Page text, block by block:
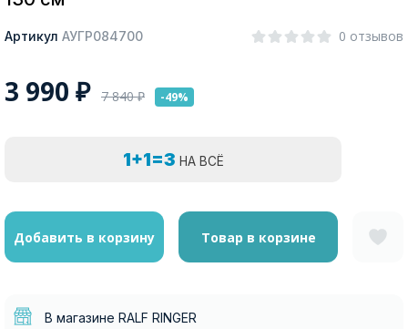
Артикул АУГР084700 0 отзывов
3 990 ₽ 7 840₽ -49%
1+1=3 НА ВСЁ
Добавить в корзину Товар в корзине
В магазине RALF RINGER